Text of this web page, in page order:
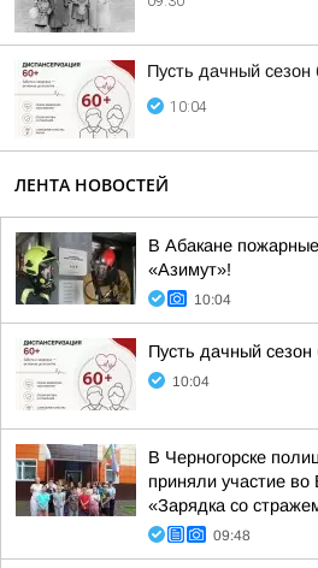
Пусть дачный сезон
10:04
ЛЕНТА НОВОСТЕЙ
В Абакане
«Азимут»!
10:04
Пусть дачный сезон
10:04
В Черногорске
приняли участие во
«Зарядка со
09:48